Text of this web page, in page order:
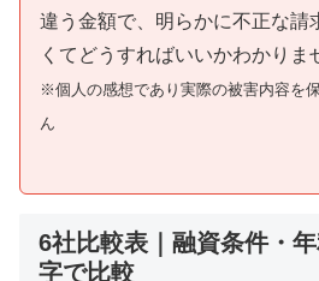
違う金額で、明らかに不正な請
くてどうすればいいかわかりま
※個人の感想であり実際の被害内容を
ん
6社比較表｜融資条件・
字で比較